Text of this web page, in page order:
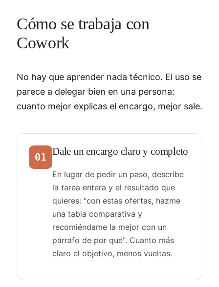
Cómo se trabaja con
Cowork
No hay que aprender nada técnico. El uso se
parece a delegar bien en una persona:
cuanto mejor explicas el encargo, mejor sale.
01 Dale un encargo claro y completo
En lugar de pedir un paso, describe
la tarea entera y el resultado que
quieres: "con estas ofertas, hazme
una tabla comparativa y
recomiéndame la mejor con un
párrafo de por qué". Cuanto más
claro el objetivo, menos vueltas.